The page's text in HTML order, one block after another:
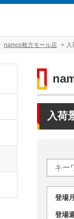
namco枚方モール店 入
入荷
登
登